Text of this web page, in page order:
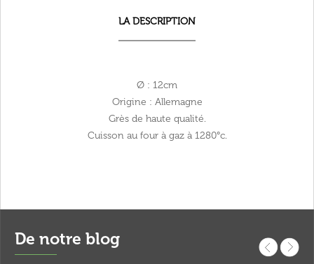
LA DESCRIPTION
Ø : 12cm
Origine : Allemagne
Grès de haute qualité.
Cuisson au four à gaz à 1280°c.
De notre blog